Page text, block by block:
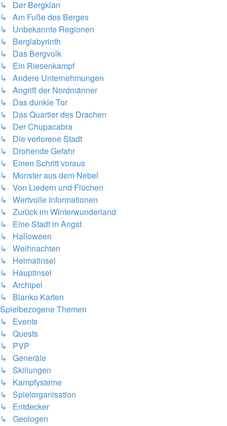
↳ Der Bergklan
↳ Am Fuße des Berges
↳ Unbekannte Regionen
↳ Berglabyrinth
↳ Das Bergvolk
↳ Ein Riesenkampf
↳ Andere Unternehmungen
↳ Angriff der Nordmänner
↳ Das dunkle Tor
↳ Das Quartier des Drachen
↳ Der Chupacabra
↳ Die verlorene Stadt
↳ Drohende Gefahr
↳ Einen Schritt voraus
↳ Monster aus dem Nebel
↳ Von Liedern und Flüchen
↳ Wertvolle Informationen
↳ Zurück im Winterwunderland
↳ Eine Stadt in Angst
↳ Halloween
↳ Weihnachten
↳ Heimatinsel
↳ Hauptinsel
↳ Archipel
↳ Blanko Karten
Spielbezogene Themen
↳ Events
↳ Quests
↳ PVP
↳ Generäle
↳ Skillungen
↳ Kampfysteme
↳ Spielorganisation
↳ Entdecker
↳ Geologen